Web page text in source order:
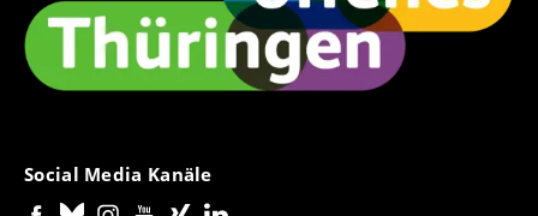
Social Media Kanäle